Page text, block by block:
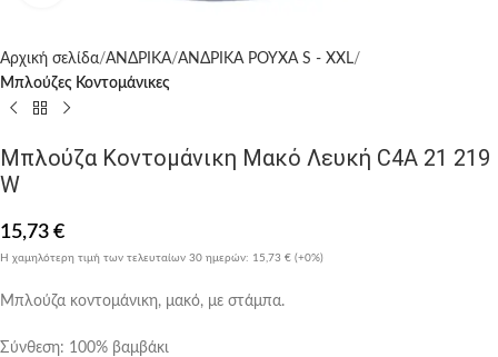
Αρχική σελίδα ΑΝΔΡΙΚΑ ΑΝΔΡΙΚΑ ΡΟΥΧΑ S - XXL
Μπλούζες Κοντομάνικες
Μπλούζα Κοντομάνικη Μακό Λευκή C4A 21 219
W
15,73 €
Η χαμηλότερη τιμή των τελευταίων 30 ημερών: 15,73 € (+0%)
Μπλούζα κοντομάνικη, μακό, με στάμπα.
Σύνθεση: 100% βαμβάκι